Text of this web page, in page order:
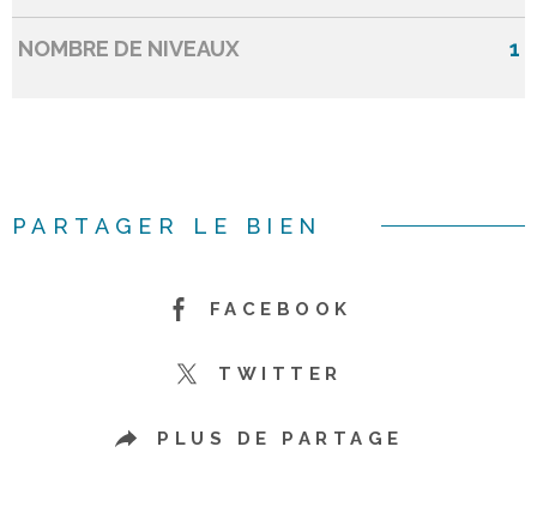
NOMBRE DE NIVEAUX 1
PARTAGER LE BIEN
FACEBOOK
TWITTER
PLUS DE PARTAGE